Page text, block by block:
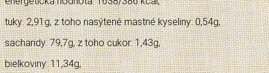
tuky: 2,91g, z toho nasýtené mastné kyseliny: 0,54g,
sacharidy: 79,7g, z toho cukor: 1,43g,
bielkoviny: 11,34g,